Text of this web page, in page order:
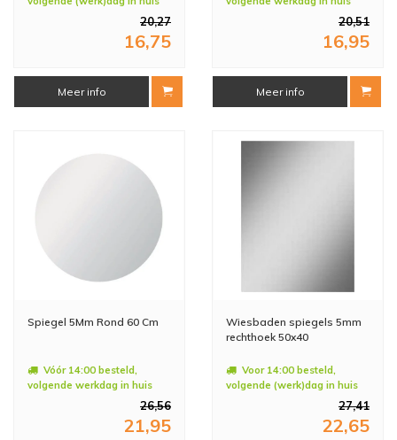
20,27
16,75
Meer info
20,51
16,95
Meer info
Spiegel 5Mm Rond 60 Cm
Vóór 14:00 besteld,
volgende werkdag in huis
26,56
21,95
Wiesbaden spiegels 5mm
rechthoek 50x40
Voor 14:00 besteld,
volgende (werk)dag in huis
27,41
22,65